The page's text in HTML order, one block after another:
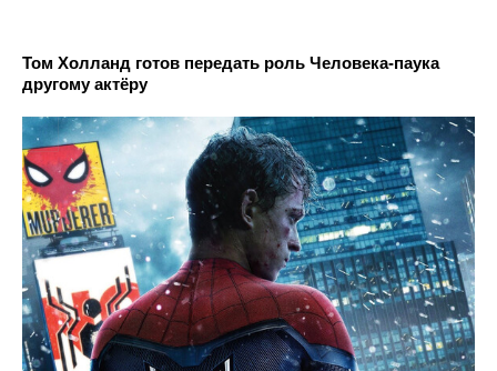
Том Холланд готов передать роль Человека-паука
другому актёру